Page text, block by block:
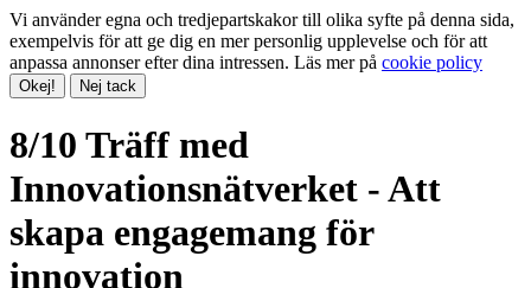
Vi använder egna och tredjepartskakor till olika syfte på denna sida,
exempelvis för att ge dig en mer personlig upplevelse och för att
anpassa annonser efter dina intressen. Läs mer på cookie policy
Okej! Nej tack
8/10 Träff med
Innovationsnätverket - Att
skapa engagemang för
innovation